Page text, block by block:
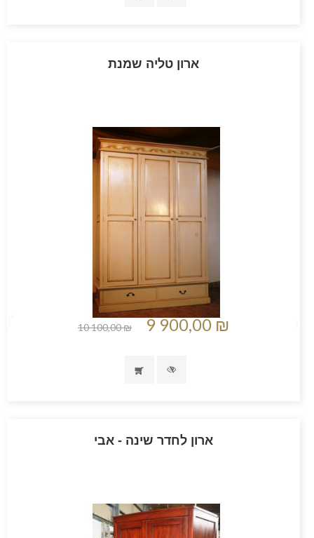
ארון טליה שמנת
10 100,00 ₪ 9 900,00 ₪
ארון לחדר שינה - אבי